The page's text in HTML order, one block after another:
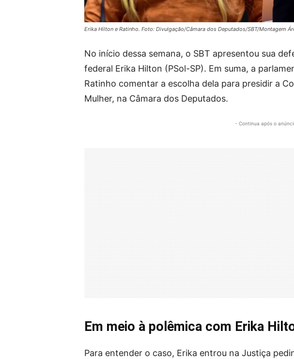
Erika Hilton e Ratinho. Foto: Divulgação/Câmara dos Deputados/SBT/Montagem
No início dessa semana, o SBT apresentou sua
federal Erika Hilton (PSol-SP). Em suma, a
Ratinho comentar a escolha dela para presidir a
Mulher, na Câmara dos Deputados.
- Continua após o
Em meio à polêmica com Erika
Para entender o caso, Erika entrou na Justiça